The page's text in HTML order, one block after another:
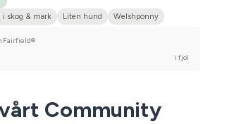
i skog & mark
Liten hund
Welshponny
Fairfield®
i fjol
Community